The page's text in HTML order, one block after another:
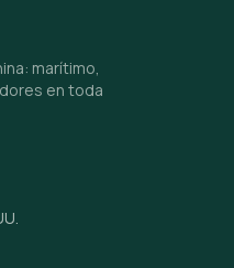
marítimo,
en toda